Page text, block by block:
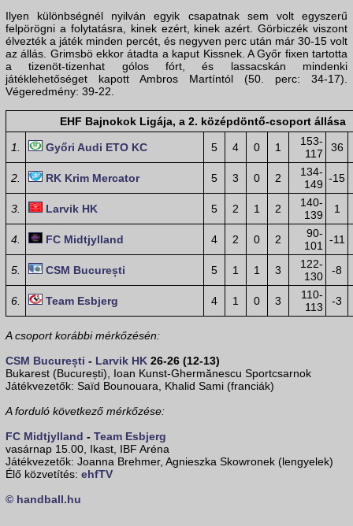
Ilyen különbségnél nyilván egyik csapatnak sem volt egyszerű
felpörögni a folytatásra, kinek ezért, kinek azért. Görbiczék viszont
élvezték a játék minden percét, és negyven perc után már 30-15 volt
az állás. Grimsbö ekkor átadta a kaput Kissnek. A Győr fixen tartotta
a tizenöt-tizenhat gólos fórt, és lassacskán mindenki
játéklehetőséget kapott Ambros Martíntól (50. perc: 34-17).
Végeredmény: 39-22.
EHF Bajnokok Ligája, a 2. középdöntő-csoport állása
1. Győri Audi ETO KC 5 4 0 1
153-
117
36
2. RK Krim Mercator 5 3 0 2
134-
149 -15
3. Larvik HK 5 2 1 2
140-
139
1
4. FC Midtjylland 4 2 0 2
90-
101 -11
5. CSM București 5 1 1 3
122-
130
-8
6. Team Esbjerg 4 1 0 3
110-
113
-3
A csoport korábbi mérkőzésén:
CSM București - Larvik HK 26-26 (12-13)
Bukarest (București), Ioan Kunst-Ghermănescu Sportcsarnok
Játékvezetők: Saïd Bounouara, Khalid Sami (franciák)
A forduló következő mérkőzése:
FC Midtjylland - Team Esbjerg
vasárnap 15.00, Ikast, IBF Aréna
Játékvezetők: Joanna Brehmer, Agnieszka Skowronek (lengyelek)
Élő közvetítés: ehfTV
© handball.hu